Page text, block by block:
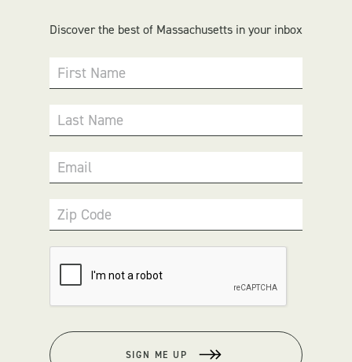
Discover the best of Massachusetts in your inbox
First Name
Last Name
Email
Zip Code
SIGN ME UP